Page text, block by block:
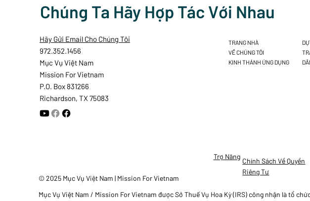
Chúng Ta Hãy Hợp Tác Với Nhau
Trợ Năng
Chính Sách Về Quyền
Riêng Tư
© 2025 Mục Vụ Việt Nam | Mission For Vietnam
Mục Vụ Việt Nam / Mission For Vietnam được Sở Thuế Vụ Hoa Kỳ (IRS) công nhận là tổ
Hãy Gửi Email Cho Chúng Tôi
972.352.1456
Mục Vụ Việt Nam
Mission For Vietnam
P.O. Box 831266
Richardson, TX 75083
TRANG NHÀ
VỀ CHÚNG TÔI
KINH THÁNH ỨNG DỤNG